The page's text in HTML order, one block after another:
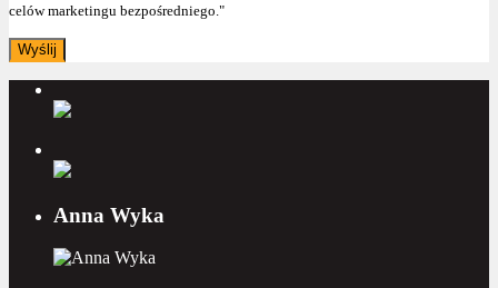
celów marketingu bezpośredniego."
Anna Wyka